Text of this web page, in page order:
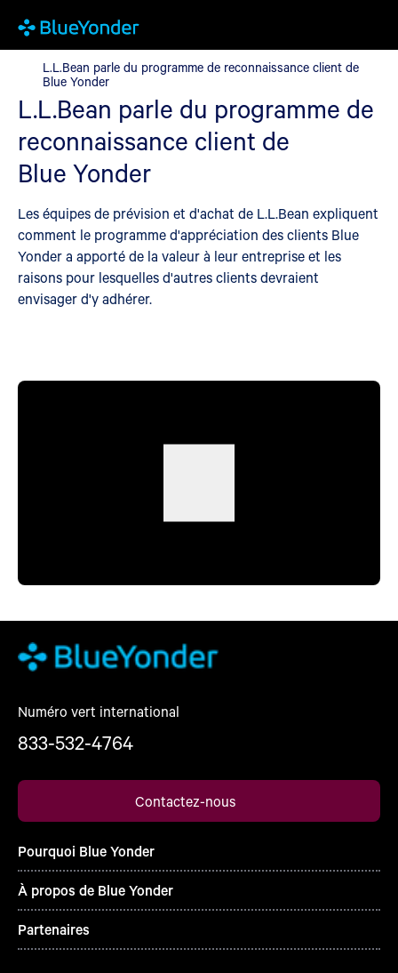
L.L.Bean parle du programme de reconnaissance client de Blue
L.L.Bean parle du programme de reconnaissance client de
Blue Yonder
L.L.Bean parle du programme de
reconnaissance client de
Blue Yonder
Les équipes de prévision et d'achat de L.L.Bean expliquent
comment le programme d'appréciation des clients Blue
Yonder a apporté de la valeur à leur entreprise et les
raisons pour lesquelles d'autres clients devraient
envisager d'y adhérer.
Numéro vert international
833-532-4764
Contactez-nous
Pourquoi Blue Yonder
À propos de Blue Yonder
Partenaires